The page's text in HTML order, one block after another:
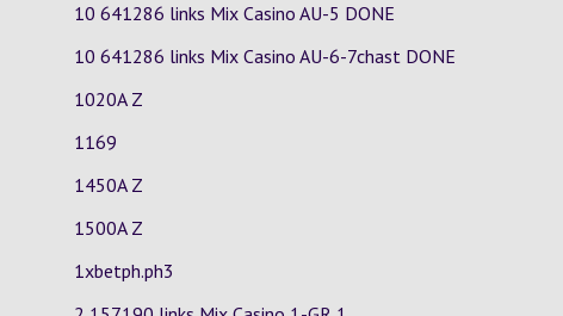
10 641286 links Mix Casino AU-5 DONE
10 641286 links Mix Casino AU-6-7chast DONE
1020A Z
1169
1450A Z
1500A Z
1xbetph.ph3